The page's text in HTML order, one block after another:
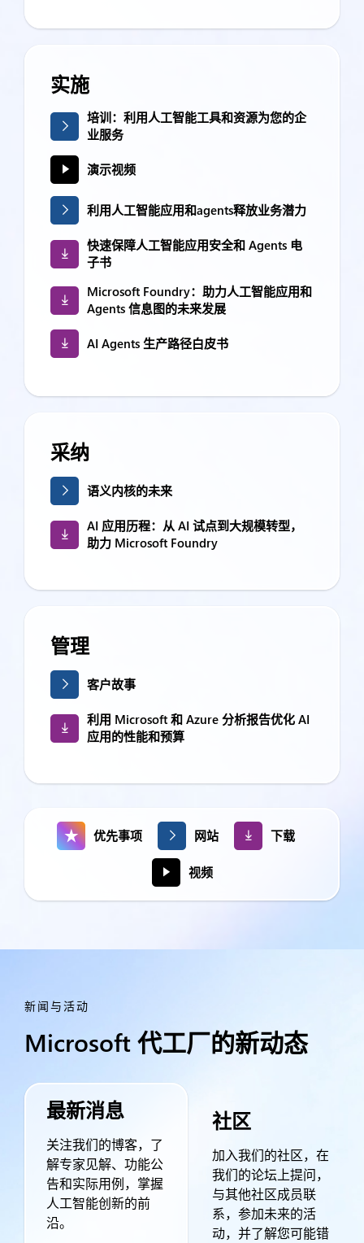
实施
培训：利用人工智能工具和资源为您的企
业服务
演示视频
利用人工智能应用和agents释放业务潜力
快速保障人工智能应用安全和 Agents 电
子书
Microsoft Foundry：助力人工智能应用和
Agents 信息图的未来发展
AI Agents 生产路径白皮书
采纳
语义内核的未来
AI 应用历程：从 AI 试点到大规模转型，
助力 Microsoft Foundry
管理
客户故事
利用 Microsoft 和 Azure 分析报告优化 AI
应用的性能和预算
优先事项 网站 下载
视频
新闻与活动
Microsoft 代工厂的新动态
最新消息
关注我们的博客，了
解专家见解、功能公
告和实际用例，掌握
人工智能创新的前
沿。
社区
加入我们的社区，在
我们的论坛上提问，
与其他社区成员联
系，参加未来的活
动，并了解您可能错